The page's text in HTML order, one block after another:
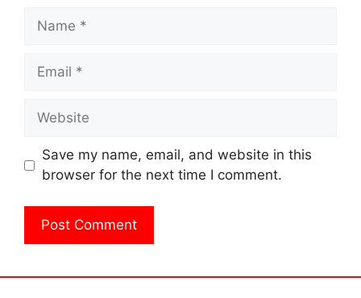
Name
Email
Website
Save my name, email, and website in this
browser for the next time I comment.